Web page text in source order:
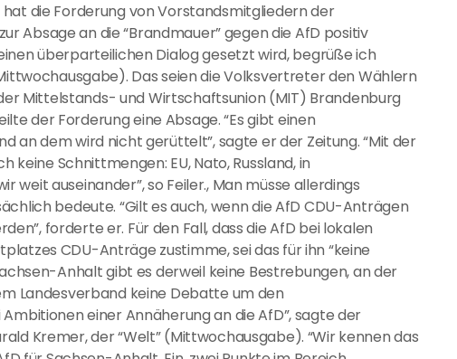
die Forderung von Vorstandsmitgliedern der
Absage an die “Brandmauer” gegen die AfD positiv
überparteilichen Dialog gesetzt wird, begrüße ich
Das seien die Volksvertreter den Wählern
Mittelstands- und Wirtschaftsunion (MIT) Brandenburg
der Forderung eine Absage. “Es gibt einen
an dem wird nicht gerüttelt”, sagte er der Zeitung. “Mit der
Schnittmengen: EU, Nato, Russland, in
auseinander”, so Feiler., Man müsse allerdings
bedeute. “Gilt es auch, wenn die AfD CDU-Anträgen
forderte er. Für den Fall, dass die AfD bei lokalen
CDU-Anträge zustimme, sei das für ihn “keine
Anhalt gibt es derweil keine Bestrebungen, an der
Landesverband keine Debatte um den
einer Annäherung an die AfD”, sagte der
Kremer, der “Welt” (Mittwochausgabe). “Wir kennen das